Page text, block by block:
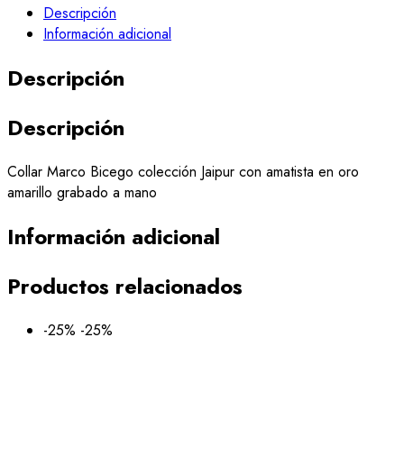
Descripción
Información adicional
Descripción
Descripción
Collar Marco Bicego colección Jaipur con amatista en oro
amarillo grabado a mano
Información adicional
Productos relacionados
-25% -25%